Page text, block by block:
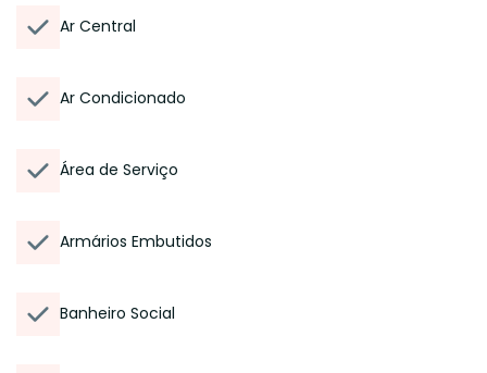
Ar Central
Ar Condicionado
Área de Serviço
Armários Embutidos
Banheiro Social